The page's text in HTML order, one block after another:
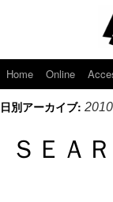
Home Online
日別アーカイブ:
ＳＥＡ